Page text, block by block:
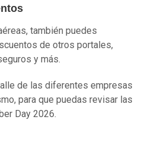
también puedes
de otros portales,
y más.
de las diferentes empresas
para que puedas revisar las
Day 2026.